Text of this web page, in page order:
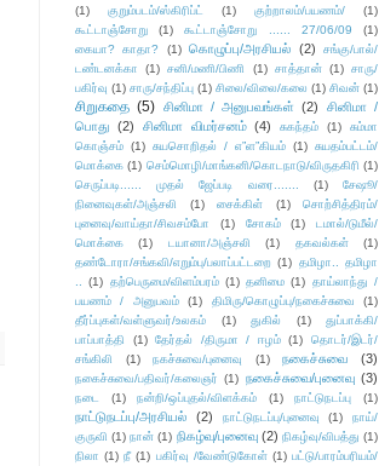
(1)
குறும்படம்/ஸ்கிரிப்ட் (1) குற்றாலம்/பயணம்/
(1)
கூட்டாஞ்சோறு
(1) கூட்டாஞ்சோறு ...... 27/06/09
(1)
கையா? காதா?
(1) கொழுப்பு/அரசியல் (2)
சங்கு/பால்/
டண்டனக்கா
(1) சனி/மணி/பிணி (1) சாத்தான் (1) சாரு/
பகிர்வு (1) சாரு/சந்திப்பு (1) சிலை/விலை/கலை (1) சிவன் (1)
சிறுகதை (5) சினிமா / அனுபவங்கள் (2)
சினிமா /
பொது (2) சினிமா விமர்சனம் (4) சுகந்தம் (1)
சும்மா
கொஞ்சம் (1) சுயசொறிதல் / எ”ள”கியம் (1) சுயதம்பட்டம்/
மொக்கை (1) செம்மொழி/மாங்கனி/கொடநாடு/விருதகிரி (1)
செருப்படி...... முதல் ஜேப்படி வரை.......
(1)
சேஷூ/
நினைவுகள்/அஞ்சலி
(1) சைக்கிள் (1)
சொற்சித்திரம்/
புனைவு/வாய்தா/சிவசம்போ
(1) சோகம் (1)
டமால்/டுமீல்/
மொக்கை
(1) டயானா/அஞ்சலி (1) தகவல்கள்
(1)
தண்டோரா/சங்கவி/எறும்பு/பலாப்பட்டறை (1) தமிழா.. தமிழா
.. (1) தற்பெருமை/விளம்பரம் (1) தனிமை (1) தாய்லாந்து /
பயணம் / அனுபவம்
(1) திமிரு/கொழுப்பு/நகைச்சுவை
(1)
தீர்ப்புகள்/வள்ளுவர்/உலகம்
(1) துகில் (1)
துப்பாக்கி/
பாப்பாத்தி
(1) தேர்தல் /திருமா / ஈழம் (1)
தொடர்/இடர்/
சங்கிலி
(1) நகச்சுவை/புனைவு (1) நகைச்சுவை (3)
நகைச்சுவை/பதிவர்/கலைஞர் (1) நகைச்சுவை/புனைவு (3)
நடை (1) நன்றி/ஒப்புதல்/விளக்கம் (1) நாட்டுநடப்பு (1)
நாட்டுநடப்பு/அரசியல் (2) நாட்டுநடப்பு/புனைவு (1)
நாய்/
குருவி (1) நான் (1) நிகழ்வு/புனைவு (2) நிகழ்வு/விபத்து (1)
நிலா (1) நீ (1) பகிர்வு /வேண்டுகோள் (1) பட்டு/பாரம்பரியம்/